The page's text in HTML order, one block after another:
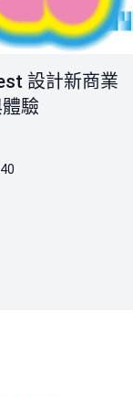
設計新商業
驗